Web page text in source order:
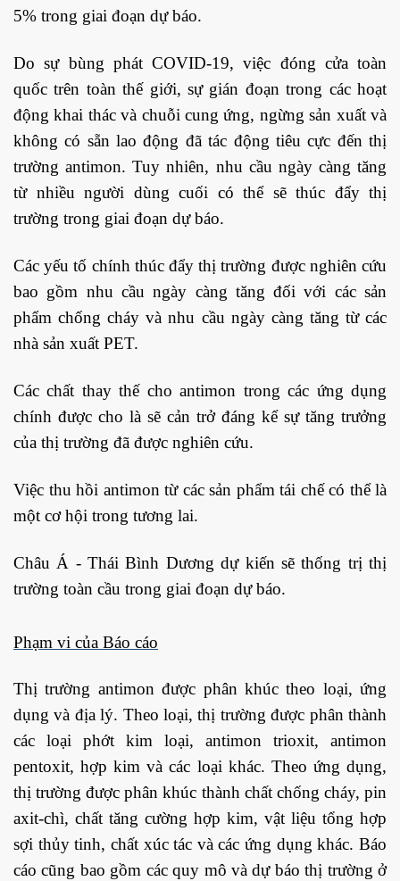
5% trong giai đoạn dự báo.
Do sự bùng phát COVID-19, việc đóng cửa toàn
quốc trên toàn thế giới, sự gián đoạn trong các hoạt
động khai thác và chuỗi cung ứng, ngừng sản xuất và
không có sẵn lao động đã tác động tiêu cực đến thị
trường antimon. Tuy nhiên, nhu cầu ngày càng tăng
từ nhiều người dùng cuối có thể sẽ thúc đẩy thị
trường trong giai đoạn dự báo.
Các yếu tố chính thúc đẩy thị trường được nghiên cứu
bao gồm nhu cầu ngày càng tăng đối với các sản
phẩm chống cháy và nhu cầu ngày càng tăng từ các
nhà sản xuất PET.
Các chất thay thế cho antimon trong các ứng dụng
chính được cho là sẽ cản trở đáng kể sự tăng trưởng
của thị trường đã được nghiên cứu.
Việc thu hồi antimon từ các sản phẩm tái chế có thể là
một cơ hội trong tương lai.
Châu Á - Thái Bình Dương dự kiến ​​sẽ thống trị thị
trường toàn cầu trong giai đoạn dự báo.
Phạm vi của Báo cáo
Thị trường antimon được phân khúc theo loại, ứng
dụng và địa lý. Theo loại, thị trường được phân thành
các loại phớt kim loại, antimon trioxit, antimon
pentoxit, hợp kim và các loại khác. Theo ứng dụng,
thị trường được phân khúc thành chất chống cháy, pin
axit-chì, chất tăng cường hợp kim, vật liệu tổng hợp
sợi thủy tinh, chất xúc tác và các ứng dụng khác. Báo
cáo cũng bao gồm các quy mô và dự báo thị trường ở